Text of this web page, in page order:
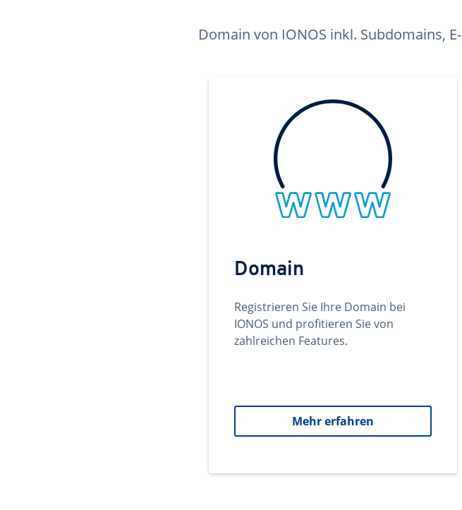
Domain von IONOS inkl. Subdomains,
Domain
Registrieren Sie Ihre Domain bei
IONOS und profitieren Sie von
zahlreichen Features.
Mehr erfahren